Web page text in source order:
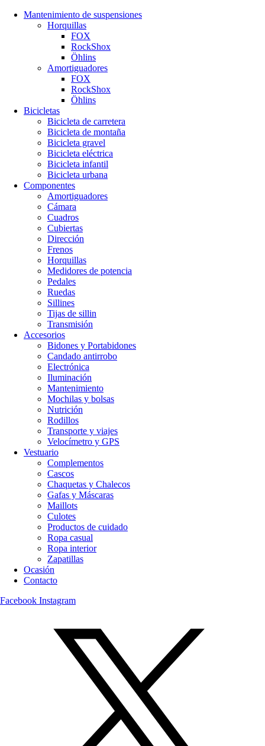
Mantenimiento de suspensiones
Horquillas
FOX
RockShox
Öhlins
Amortiguadores
FOX
RockShox
Öhlins
Bicicletas
Bicicleta de carretera
Bicicleta de montaña
Bicicleta gravel
Bicicleta eléctrica
Bicicleta infantil
Bicicleta urbana
Componentes
Amortiguadores
Cámara
Cuadros
Cubiertas
Dirección
Frenos
Horquillas
Medidores de potencia
Pedales
Ruedas
Sillines
Tijas de sillin
Transmisión
Accesorios
Bidones y Portabidones
Candado antirrobo
Electrónica
Iluminación
Mantenimiento
Mochilas y bolsas
Nutrición
Rodillos
Transporte y viajes
Velocímetro y GPS
Vestuario
Complementos
Cascos
Chaquetas y Chalecos
Gafas y Máscaras
Maillots
Culotes
Productos de cuidado
Ropa casual
Ropa interior
Zapatillas
Ocasión
Contacto
Facebook Instagram